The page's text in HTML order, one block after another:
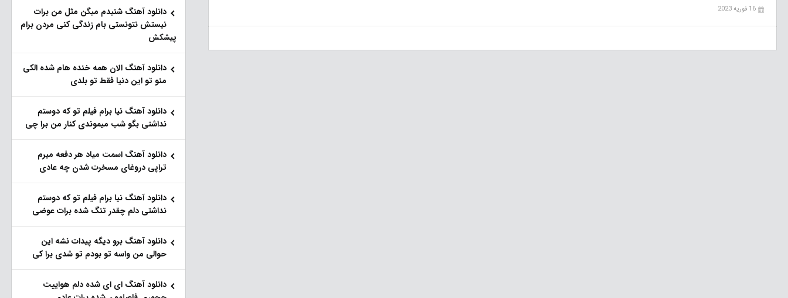
16 فوریه 2023
دانلود آهنگ شنیدم میگن مثل من برات
نیستش نتونستی بام زندگی کنی مردن برام
پیشکش
دانلود آهنگ الان همه خنده هام شده الکی
منو تو این دنیا فقط تو بلدی
دانلود آهنگ نیا برام فیلم تو‌ که دوستم
نداشتی بگو شب میموندی کنار من برا چی
دانلود آهنگ اسمت میاد هر دفعه میرم
تراپی دروغای مسخرت شدن چه عادی
دانلود آهنگ نیا برام فیلم تو‌ که دوستم
نداشتی دلم چقدر تنگ شده برات عوضی
دانلود آهنگ برو دیگه پیدات نشه این
حوالی من واسه تو‌ بودم تو شدی برا کی
دانلود آهنگ ای ای شده دلم هواییت